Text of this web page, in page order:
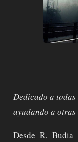
Dedicado a
ayudando a
Desde R.